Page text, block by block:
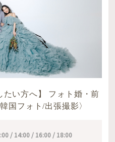
たい方へ】 フォト婚・前
国フォト/出張撮影〉
/ 14:00 / 16:00 / 18:00